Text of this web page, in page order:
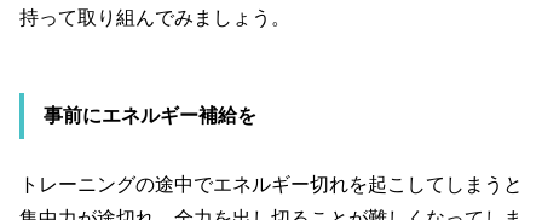
持って取り組んでみましょう。
事前にエネルギー補給を
トレーニングの途中でエネルギー切れを起こしてしまうと